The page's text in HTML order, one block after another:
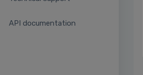
API documentation